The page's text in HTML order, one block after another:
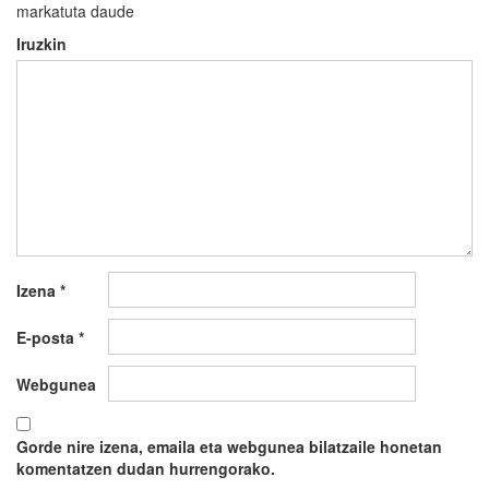
markatuta daude
Iruzkin
Izena *
E-posta *
Webgunea
Gorde nire izena, emaila eta webgunea bilatzaile honetan
komentatzen dudan hurrengorako.